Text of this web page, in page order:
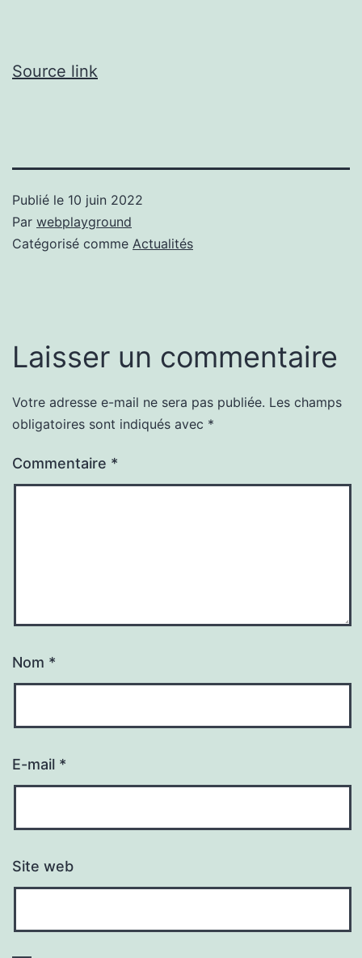
Source link
Publié le 10 juin 2022
Par webplayground
Catégorisé comme Actualités
Laisser un commentaire
Votre adresse e-mail ne sera pas publiée. Les champs
obligatoires sont indiqués avec *
Commentaire *
Nom *
E-mail *
Site web